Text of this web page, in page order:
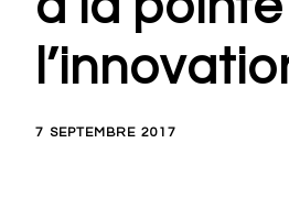
7 SEPTEMBRE 2017